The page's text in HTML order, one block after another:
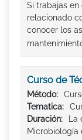
Si trabajas
relacionado
conocer los
Curso de
Método:
Tematica:
Duración:
La
Microbiología